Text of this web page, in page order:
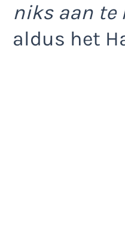
niks aan te
aldus het